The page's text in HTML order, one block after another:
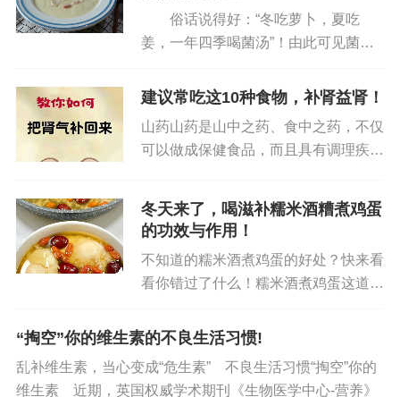
小白菜丸子汤的制作要点
辅料：蛋清1枚，姜末适量，粉丝少许，香菜或
葱花少许
匙，味精或鸡精少许，胡椒粉少许
步骤分解：
2.调制肉馅：猪肉馅中加入淀粉、蛋清、姜末、
盐、麻油、味精及少量清水，朝同一方向用力搅拌
俗话说得好：“冬吃萝卜，夏吃
姜，一年四季喝菌汤”！由此可见菌菇
有厚重感;而且菌菇有着它独特的香
美。 春天到了，也有不少好吃的菌
菇长成...
建议常吃这10种食物，补肾益肾！
山药山药是山中之药、食中之药，不仅
可以做成保健食品，而且具有调理疾病
补肾、固肾益精、聪耳明目、助五脏、
强筋骨、长志安神、延年益寿的作...
冬天来了，喝滋补糯米酒糟煮鸡蛋
的功效与作用！
不知道的糯米酒煮鸡蛋的好处？快来看
看你错过了什么！糯米酒煮鸡蛋这道美
为滋补神器。那么，它到底有哪些好处
效1. 增强免疫力：糯米酒含有...
“掏空”你的维生素的不良生活习惯!
乱补维生素，当心变成“危生素” 不良生活习惯“掏空”你的
维生素 近期，英国权威学术期刊《生物医学中心-营养》